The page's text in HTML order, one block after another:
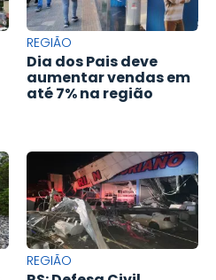
REGIÃO
Dia dos Pais deve
aumentar vendas em
até 7% na região
REGIÃO